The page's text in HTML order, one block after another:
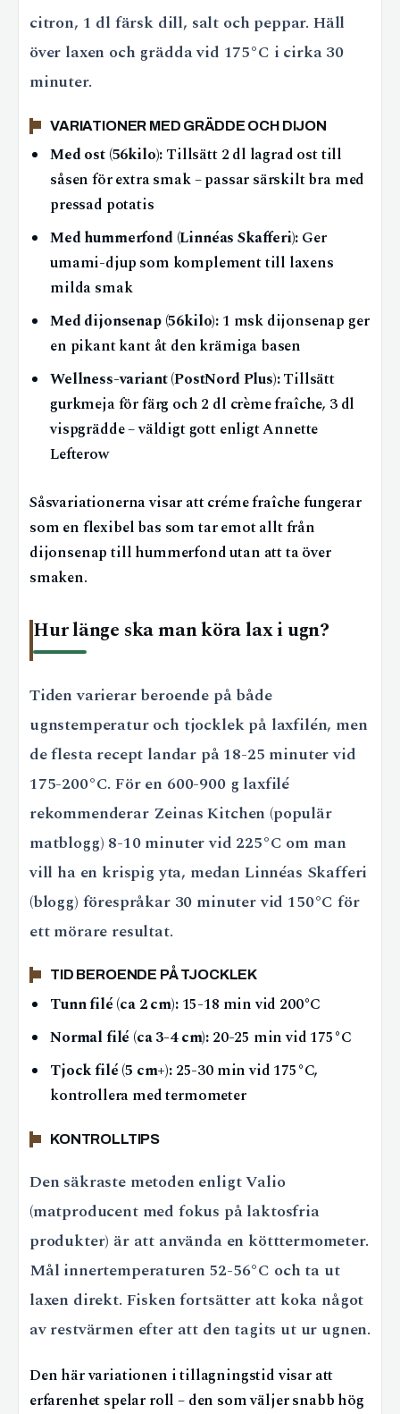
citron, 1 dl färsk dill, salt och peppar. Häll
över laxen och grädda vid 175°C i cirka 30
minuter.
VARIATIONER MED GRÄDDE OCH DIJON
Med ost (56kilo): Tillsätt 2 dl lagrad ost till
såsen för extra smak – passar särskilt bra med
pressad potatis
Med hummerfond (Linnéas Skafferi): Ger
umami-djup som komplement till laxens
milda smak
Med dijonsenap (56kilo): 1 msk dijonsenap ger
en pikant kant åt den krämiga basen
Wellness-variant (PostNord Plus):Tillsätt
gurkmeja för färg och 2 dl crème fraîche, 3 dl
vispgrädde – väldigt gott enligt Annette
Lefterow
Såsvariationerna visar att créme fraîche fungerar
som en flexibel bas som tar emot allt från
dijonsenap till hummerfond utan att ta över
smaken.
Hur länge ska man köra lax i ugn?
Tiden varierar beroende på både
ugnstemperatur och tjocklek på laxfilén, men
de flesta recept landar på 18-25 minuter vid
175-200°C. För en 600-900 g laxfilé
rekommenderar Zeinas Kitchen (populär
matblogg) 8-10 minuter vid 225°C om man
vill ha en krispig yta, medan Linnéas Skafferi
(blogg) förespråkar 30 minuter vid 150°C för
ett mörare resultat.
TID BEROENDE PÅ TJOCKLEK
Tunn filé (ca 2 cm):15-18 min vid 200°C
Normal filé (ca 3-4 cm): 20-25 min vid 175°C
Tjock filé (5 cm+):25-30 min vid 175°C,
kontrollera med termometer
KONTROLLTIPS
Den säkraste metoden enligt Valio
(matproducent med fokus på laktosfria
produkter) är att använda en kötttermometer.
Mål innertemperaturen 52-56°C och ta ut
laxen direkt. Fisken fortsätter att koka något
av restvärmen efter att den tagits ut ur ugnen.
Den här variationen i tillagningstid visar att
erfarenhet spelar roll – den som väljer snabb hög